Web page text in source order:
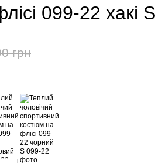
099-22 хакі S
грн